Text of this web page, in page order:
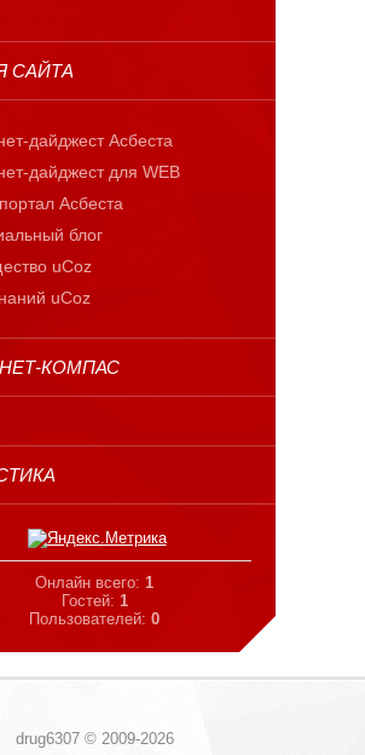
САЙТА
дайджест Асбеста
дайджест для WEB
Асбеста
блог
uCoz
uCoz
КОМПАС
Онлайн всего: 1
Гостей: 1
Пользователей: 0
drug6307 © 2009-2026